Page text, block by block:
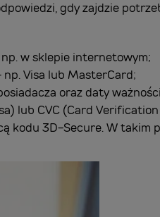
gdy zajdzie
w sklepie internetowym;
Visa lub MasterCard;
oraz daty
lub CVC (Card
kodu 3D-Secure. W